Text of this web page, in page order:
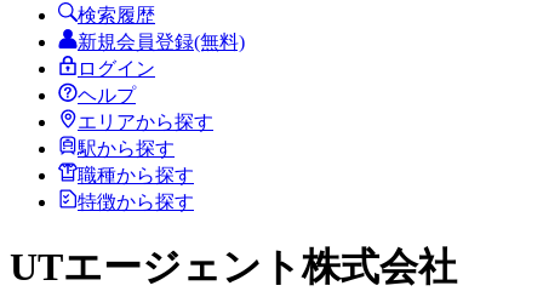
検索履歴
新規会員登録(無料)
ログイン
ヘルプ
エリアから探す
駅から探す
職種から探す
特徴から探す
UTエージェント株式会社